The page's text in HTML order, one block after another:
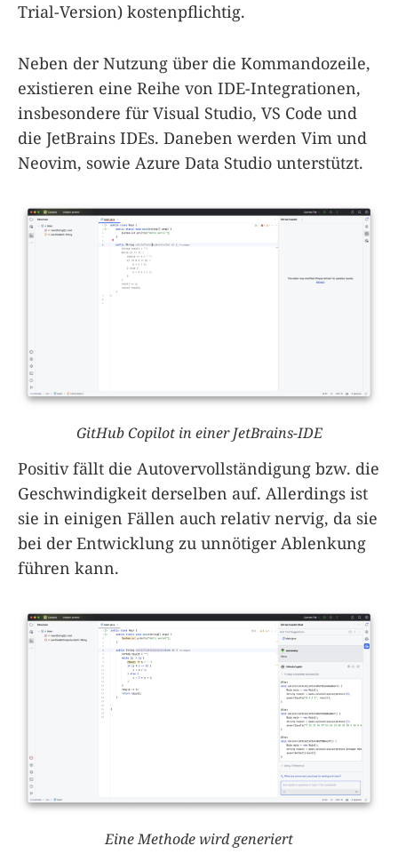
Trial-Version) kostenpflichtig.
Neben der Nutzung über die Kommandozeile,
existieren eine Reihe von IDE-Integrationen,
insbesondere für Visual Studio, VS Code und
die JetBrains IDEs. Daneben werden Vim und
Neovim, sowie Azure Data Studio unterstützt.
GitHub Copilot in einer JetBrains-IDE
Positiv fällt die Autovervollständigung bzw. die
Geschwindigkeit derselben auf. Allerdings ist
sie in einigen Fällen auch relativ nervig, da sie
bei der Entwicklung zu unnötiger Ablenkung
führen kann.
Eine Methode wird generiert